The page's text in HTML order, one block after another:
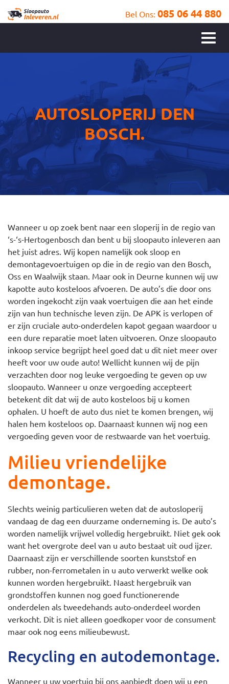
Bel Ons: 085 06 44 880
AUTOSLOPERIJ DEN
BOSCH.
Wanneer u op zoek bent naar een sloperij in de regio van
‘s-‘s-Hertogenbosch dan bent u bij sloopauto inleveren aan
het juist adres. Wij kopen namelijk ook sloop en
demontagevoertuigen op die in de regio van den Bosch,
Oss en Waalwijk staan. Maar ook in Deurne kunnen wij uw
kapotte auto kosteloos afvoeren. De auto’s die door ons
worden ingekocht zijn vaak voertuigen die aan het einde
zijn van hun technische leven zijn. De APK is verlopen of
er zijn cruciale auto-onderdelen kapot gegaan waardoor u
een dure reparatie moet laten uitvoeren. Onze sloopauto
inkoop service begrijpt heel goed dat u dit niet meer over
heeft voor uw oude auto! Wellicht kunnen wij de pijn
verzachten door nog leuke vergoeding te geven op uw
sloopauto. Wanneer u onze vergoeding accepteert
betekent dit dat wij de auto kosteloos bij u komen
ophalen. U hoeft de auto dus niet te komen brengen, wij
halen hem kosteloos op. Daarnaast kunnen wij nog een
vergoeding geven voor de restwaarde van het voertuig.
Milieu vriendelijke
demontage.
Slechts weinig particulieren weten dat de autosloperij
vandaag de dag een duurzame onderneming is. De auto’s
worden namelijk vrijwel volledig hergebruikt. Niet gek ook
want het overgrote deel van u auto bestaat uit oud ijzer.
Daarnaast zijn er verschillende soorten kunststof en
rubber, non-ferrometalen in u auto verwerkt welke ook
kunnen worden hergebruikt. Naast hergebruik van
grondstoffen kunnen nog goed functionerende
onderdelen als tweedehands auto-onderdeel worden
verkocht. Dit is niet alleen goedkoper voor de consument
maar ook nog eens milieubewust.
Recycling en autodemontage.
Wanneer u uw voertuig bij ons aanbiedt doen wij u een